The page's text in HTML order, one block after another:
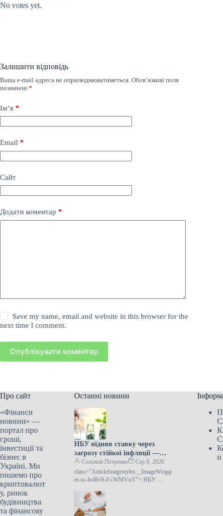
No votes yet.
Залишити відповідь
Ваша e-mail адреса не оприлюднюватиметься. Обов’язкові поля
позначені *
Ім’я *
Email *
Сайт
Додати коментар *
Save my name, email and website in this browser for the
next time I comment.
Опублікувати коментар
Про сайт
«Фінанси
новини» —
портал про
гроші,
інвестиції та
бізнес в
Україні. Ми
пишемо про
криптовалют
у, ринок
будівництва
та фінансову
Останні новини
НБУ підняв ставку через
загрозу стійкої інфляції —
Лепушинський
Соломія Петренко
Сер 8, 2026
class=”ArticleImagestyles__ImageWrapp
er-sc-lvd8v9-0 cWMVnY”> НБУ
закріплення інфляції —
Лепушинський30 липня НБУ
несподівано для багатьох
и